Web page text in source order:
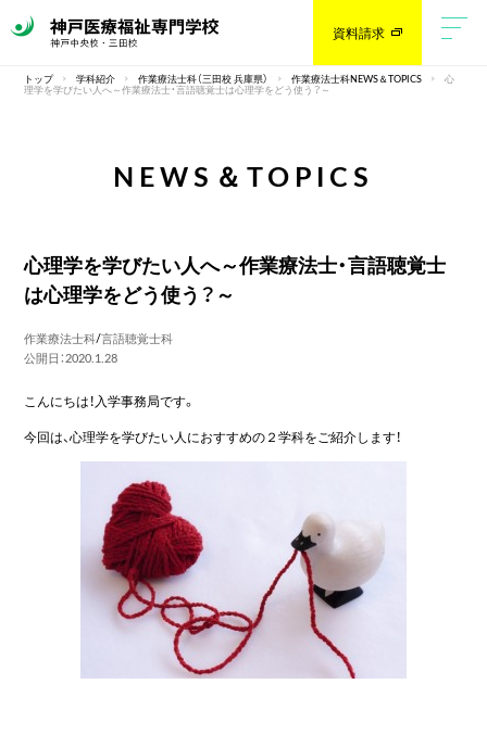
資料請求
トップ 学科紹介 作業療法士科（三田校 兵庫県） 作業療法士科NEWS＆TOPICS 心
理学を学びたい人へ～作業療法士・言語聴覚士は心理学をどう使う？～
NEWS＆TOPICS
心理学を学びたい人へ～作業療法士・言語聴覚士
は心理学をどう使う？～
作業療法士科/言語聴覚士科
公開日：2020.1.28
こんにちは！入学事務局です。
今回は、心理学を学びたい人におすすめの２学科をご紹介します！